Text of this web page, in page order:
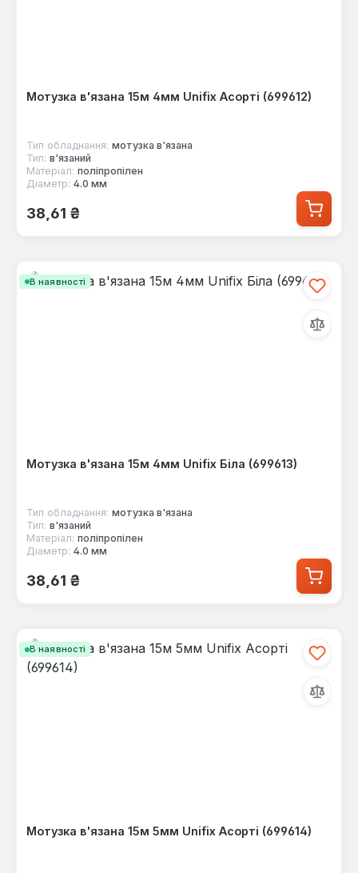
Мотузка в'язана 15м 4мм Unifix Асорті (699612)
Тип обладнання: мотузка в'язана
Тип: в'язаний
Матеріал: поліпропілен
Діаметр: 4.0 мм
Звичайна ціна:
38,61 ₴
В наявності
Мотузка в'язана 15м 4мм Unifix Біла (699613)
Тип обладнання: мотузка в'язана
Тип: в'язаний
Матеріал: поліпропілен
Діаметр: 4.0 мм
Звичайна ціна:
38,61 ₴
В наявності
Мотузка в'язана 15м 5мм Unifix Асорті (699614)